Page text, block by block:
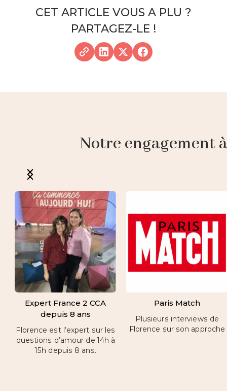
CET ARTICLE VOUS A PLU ?
PARTAGEZ-LE !
Notre engagement
Expert France 2 CCA
depuis 8 ans
Florence est l’expert sur les
questions d’amour de 14h à
15h depuis 8 ans.
Paris Match
Plusieurs interviews de
Florence sur son approche